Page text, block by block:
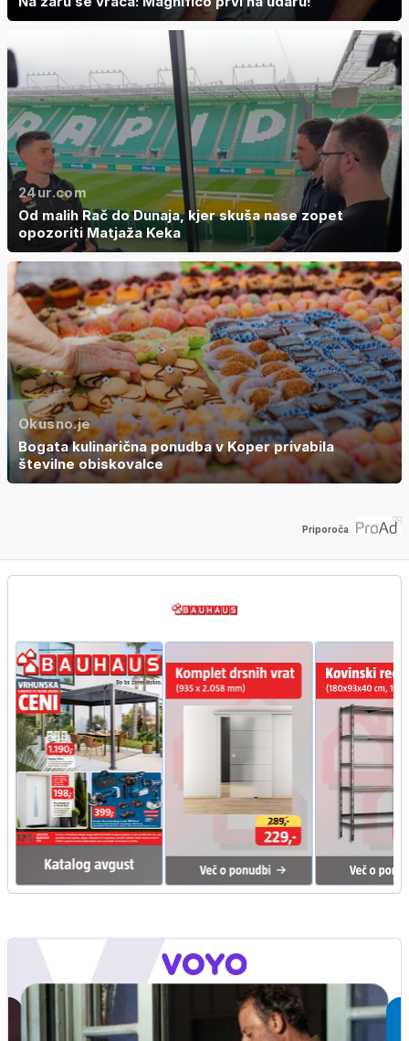
24ur.com
Od malih Rač do Dunaja, kjer skuša nase zopet
opozoriti Matjaža Keka
Okusno.je
Bogata kulinarična ponudba v Koper privabila
številne obiskovalce
Priporoča